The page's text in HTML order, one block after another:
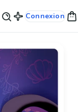
Connexion